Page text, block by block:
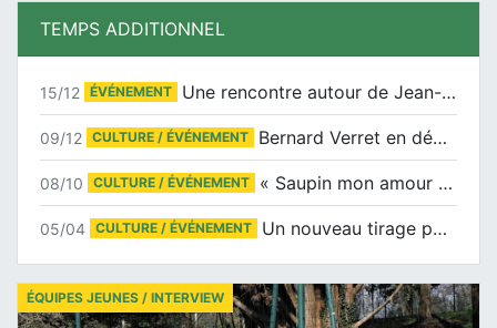
TEMPS ADDITIONNEL
15/12 ÉVÉNEMENT Une rencontre autour de Jean-Claude Suaudeau
09/12 CULTURE / ÉVÉNEMENT Bernard Verret en dédicaces le samedi 13 décembre à l’Espace Culturel Atlantis
08/10 CULTURE / ÉVÉNEMENT « Saupin mon amour » au salon du livre de Trentemoult
05/04 CULTURE / ÉVÉNEMENT Un nouveau tirage pour le Docu-BD
ÉQUIPES JEUNES / INTERVIEW